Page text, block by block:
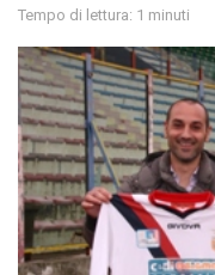
Tempo di lettura: 1 minuti